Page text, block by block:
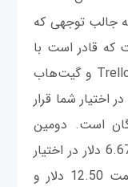
جالب توجهی که
که قادر است با
دیگر ابزارهای مدیریت پروژه شبیه به Trello و گیت‌هاب
شما قرار
است. دومین
نسخه به شکل استاندارد و به قیمت 6.67 دلار در اختیار
شما قرار دارد و سومین نسخه به قیمت 12.50 دلار و